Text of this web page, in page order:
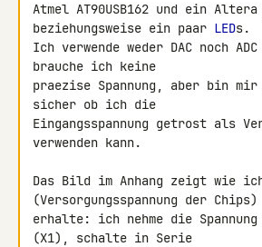
Atmel AT90USB162 und ein Altera
beziehungsweise ein paar LEDs.
Ich verwende weder DAC noch
brauche ich keine
praezise Spannung, aber bin
sicher ob ich die
Eingangsspannung getrost als
verwenden kann.
Das Bild im Anhang zeigt wie
(Versorgungsspannung der Chips)
erhalte: ich nehme die Spannung
(X1), schalte in Serie